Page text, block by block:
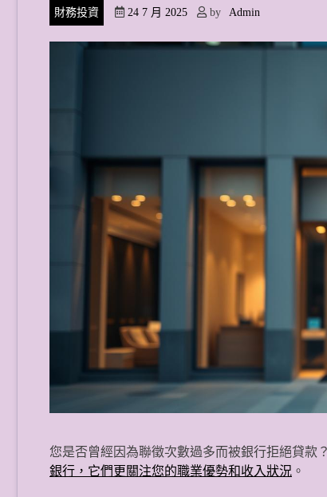
財務投資 24 7 月 2025 by Admin
您是否曾經因為聯徵次數過多而被銀行拒絕貸款
銀行，它們更關注您的職業優勢和收入狀況 。